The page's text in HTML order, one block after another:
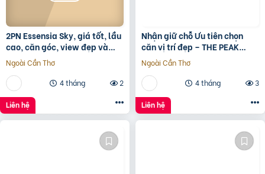
2PN Essensia Sky, giá tốt, lầu
cao, căn góc, view đẹp và
thoáng giá chỉ 6 tỷ 780 chưa
KPBTthích hợp
Ngoài Cần Thơ
4 tháng
2
Liên hệ
Nhận giữ chỗ Ưu tiên chọn
căn vị trí đẹp – THE PEAK
GARDEN của Hưng Lộc Phát
Ngoài Cần Thơ
4 tháng
3
Liên hệ